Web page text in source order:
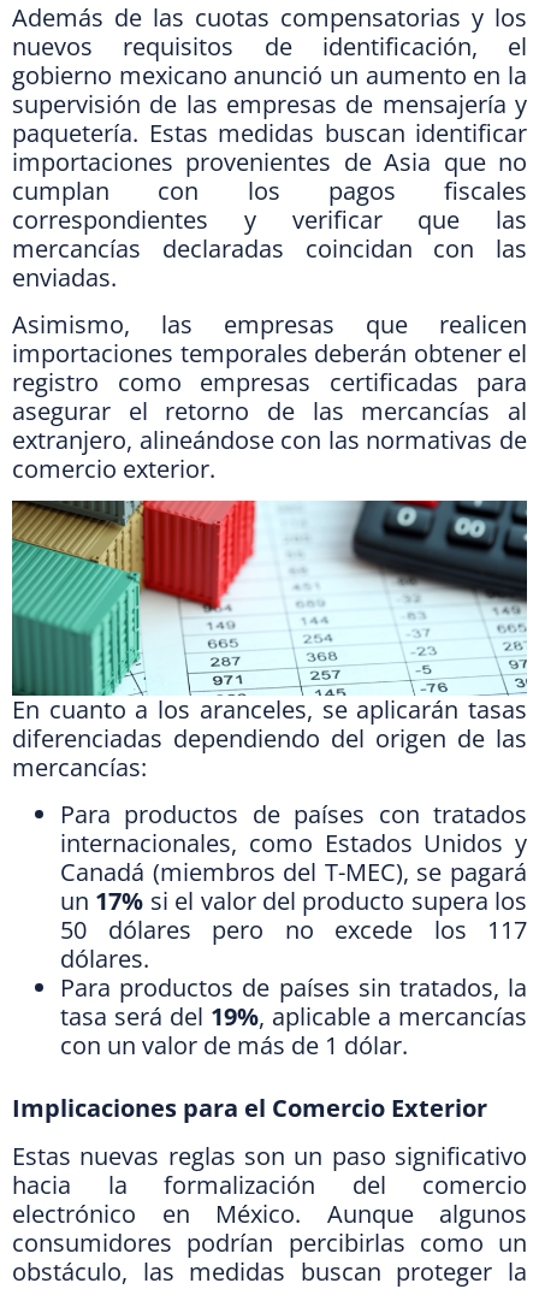
Además de las cuotas compensatorias y los
nuevos requisitos de identificación, el
gobierno mexicano anunció un aumento en la
supervisión de las empresas de mensajería y
paquetería. Estas medidas buscan identificar
importaciones provenientes de Asia que no
cumplan con los pagos fiscales
correspondientes y verificar que las
mercancías declaradas coincidan con las
enviadas.
Asimismo, las empresas que realicen
importaciones temporales deberán obtener el
registro como empresas certificadas para
asegurar el retorno de las mercancías al
extranjero, alineándose con las normativas de
comercio exterior.
En cuanto a los aranceles, se aplicarán tasas
diferenciadas dependiendo del origen de las
mercancías:
Para productos de países con tratados
internacionales, como Estados Unidos y
Canadá (miembros del T-MEC), se pagará
un 17% si el valor del producto supera los
50 dólares pero no excede los 117
dólares.
Para productos de países sin tratados, la
tasa será del 19%, aplicable a mercancías
con un valor de más de 1 dólar.
Implicaciones para el Comercio Exterior
Estas nuevas reglas son un paso significativo
hacia la formalización del comercio
electrónico en México. Aunque algunos
consumidores podrían percibirlas como un
obstáculo, las medidas buscan proteger la